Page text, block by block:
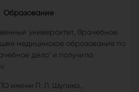
Образование
университет, Врачебное
медицинское образование по
дело" и получила
имени П. Л. Шупика.,